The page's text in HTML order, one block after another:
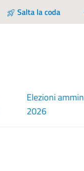
Salta la coda
Elezioni
2026